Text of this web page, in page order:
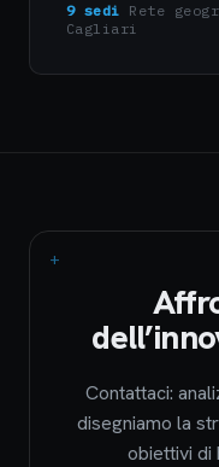
9 sedi Rete
Cagliari
+
Contattaci:
disegniamo la
obiettivi di